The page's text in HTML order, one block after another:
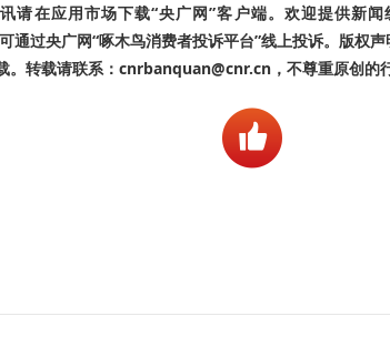
请在应用市场下载“央广网”客户端。欢迎提供新
通过央广网“啄木鸟消费者投诉平台”线上投诉。版权
。转载请联系：cnrbanquan@cnr.cn，不尊重原创的